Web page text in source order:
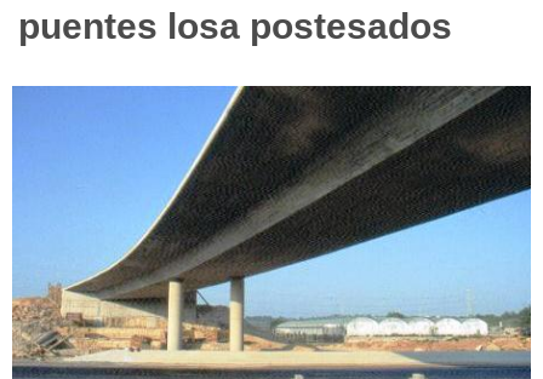
puentes losa postesados